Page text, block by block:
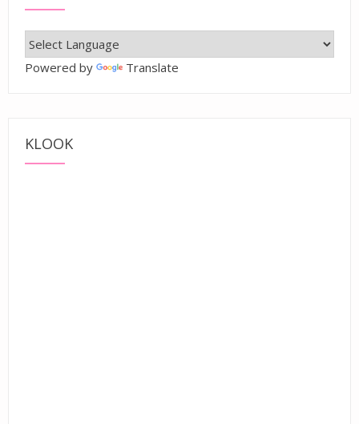
Powered by Translate
KLOOK